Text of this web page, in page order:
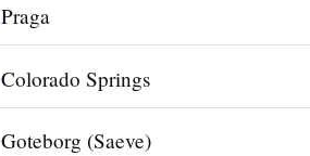
Praga
Colorado Springs
Goteborg (Saeve)